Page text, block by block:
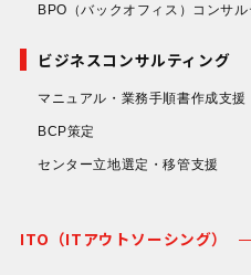
BPO（バックオフィス）コンサ
ビジネスコンサルティング
マニュアル・業務手順書作成支援
BCP策定
センター立地選定・移管支援
ITO（ITアウトソーシング）